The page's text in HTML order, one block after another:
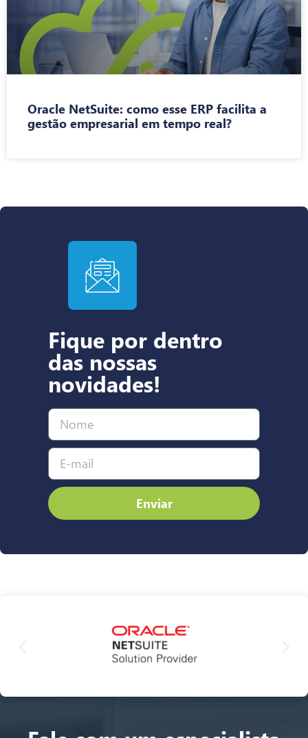
Oracle NetSuite: como esse ERP facilita a
gestão empresarial em tempo real?
Fique por dentro
das nossas
novidades!
Enviar